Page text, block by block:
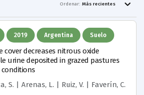
Ordenar: Más recientes
2019 Argentina Suelo
cover decreases nitrous oxide
urine deposited in grazed pastures
S. | Arenas, L. | Ruiz, V. | Faverín, C.